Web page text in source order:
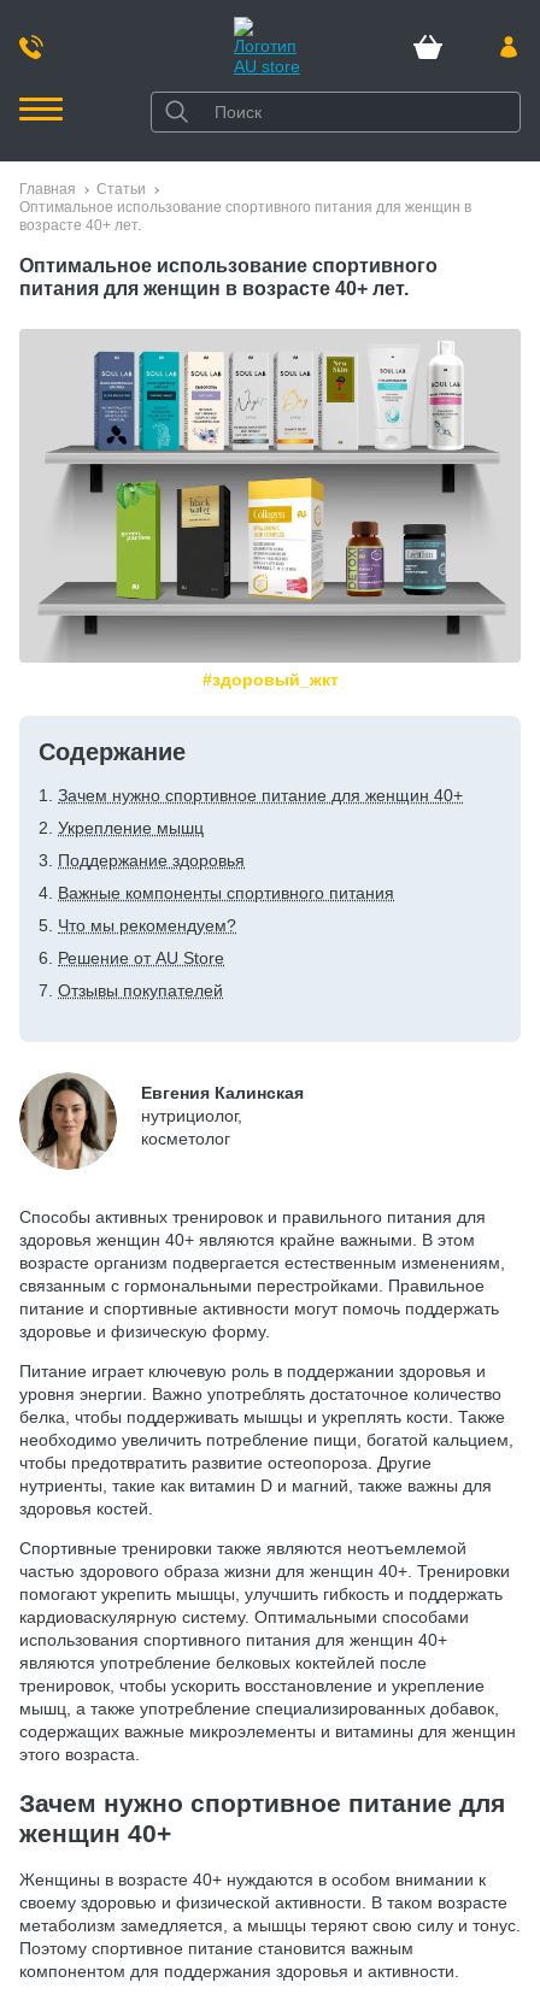
Главная
Статьи
Оптимальное использование спортивного питания для женщин в
возрасте 40+ лет.
Оптимальное использование спортивного
питания для женщин в возрасте 40+ лет.
#здоровый_жкт
Содержание
Зачем нужно спортивное питание для женщин 40+
Укрепление мышц
Поддержание здоровья
Важные компоненты спортивного питания
Что мы рекомендуем?
Решение от AU Store
Отзывы покупателей
Евгения Калинская
нутрициолог,
косметолог
Способы активных тренировок и правильного питания для
здоровья женщин 40+ являются крайне важными. В этом
возрасте организм подвергается естественным изменениям,
связанным с гормональными перестройками. Правильное
питание и спортивные активности могут помочь поддержать
здоровье и физическую форму.
Питание играет ключевую роль в поддержании здоровья и
уровня энергии. Важно употреблять достаточное количество
белка, чтобы поддерживать мышцы и укреплять кости. Также
необходимо увеличить потребление пищи, богатой кальцием,
чтобы предотвратить развитие остеопороза. Другие
нутриенты, такие как витамин D и магний, также важны для
здоровья костей.
Спортивные тренировки также являются неотъемлемой
частью здорового образа жизни для женщин 40+. Тренировки
помогают укрепить мышцы, улучшить гибкость и поддержать
кардиоваскулярную систему. Оптимальными способами
использования спортивного питания для женщин 40+
являются употребление белковых коктейлей после
тренировок, чтобы ускорить восстановление и укрепление
мышц, а также употребление специализированных добавок,
содержащих важные микроэлементы и витамины для женщин
этого возраста.
Зачем нужно спортивное питание для
женщин 40+
Женщины в возрасте 40+ нуждаются в особом внимании к
своему здоровью и физической активности. В таком возрасте
метаболизм замедляется, а мышцы теряют свою силу и тонус.
Поэтому спортивное питание становится важным
компонентом для поддержания здоровья и активности.